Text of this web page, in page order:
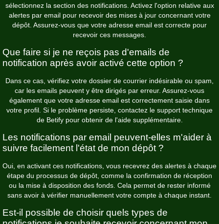
sélectionnez la section des notifications. Activez l'option relative aux
alertes par email pour recevoir des mises à jour concernant votre
dépôt. Assurez-vous que votre adresse email est correcte pour
recevoir ces messages.
Que faire si je ne reçois pas d'emails de
notification après avoir activé cette option ?
Dans ce cas, vérifiez votre dossier de courrier indésirable ou spam,
car les emails peuvent y être dirigés par erreur. Assurez-vous
également que votre adresse email est correctement saisie dans
votre profil. Si le problème persiste, contactez le support technique
de Betify pour obtenir de l'aide supplémentaire.
Les notifications par email peuvent-elles m'aider à
suivre facilement l'état de mon dépôt ?
Oui, en activant ces notifications, vous recevrez des alertes à chaque
étape du processus de dépôt, comme la confirmation de réception
ou la mise à disposition des fonds. Cela permet de rester informé
sans avoir à vérifier manuellement votre compte à chaque instant.
Est-il possible de choisir quels types de